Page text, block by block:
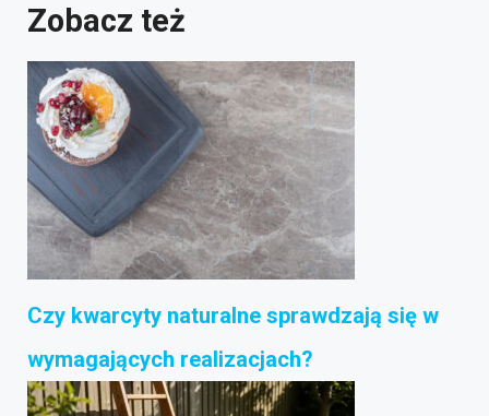
Zobacz też
Czy kwarcyty naturalne sprawdzają się w
wymagających realizacjach?